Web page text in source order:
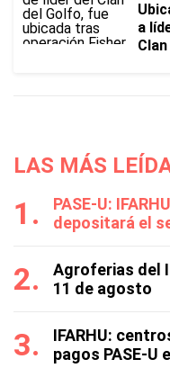
a
LAS MÁS
PASE-U:
depositará el
Agroferias del
11 de agosto
IFARHU:
pagos PASE-U